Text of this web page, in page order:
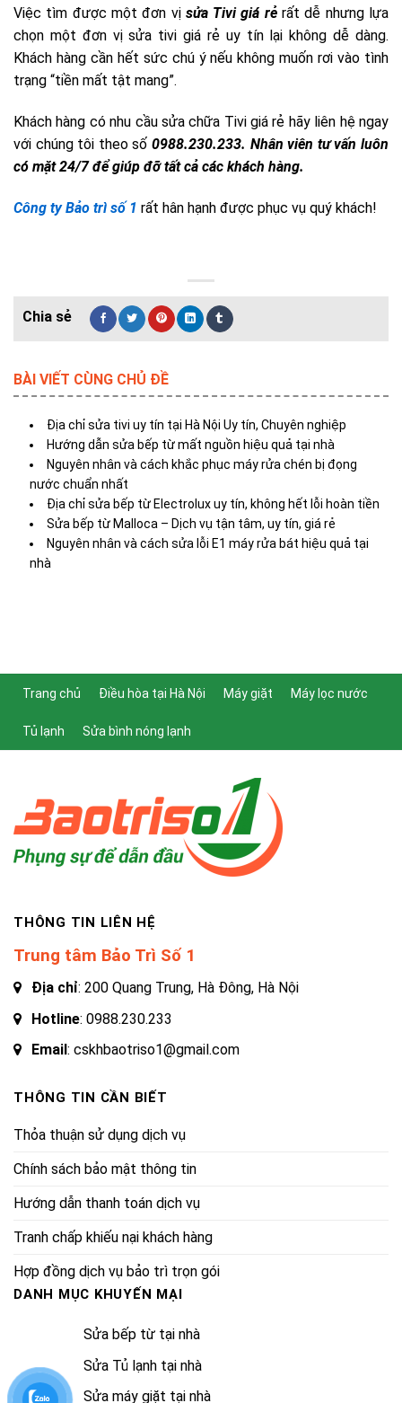
Việc tìm được một đơn vị sửa Tivi giá rẻrất dễ nhưng lựa
chọn một đơn vị sửa tivi giá rẻ uy tín lại không dễ dàng.
Khách hàng cần hết sức chú ý nếu không muốn rơi vào tình
trạng “tiền mất tật mang”.
Khách hàng có nhu cầu sửa chữa Tivi giá rẻ hãy liên hệ ngay
với chúng tôi theo số 0988.230.233. Nhân viên tư vấn luôn
có mặt 24/7 để giúp đỡ tất cả các khách hàng.
Công ty Bảo trì số 1 rất hân hạnh được phục vụ quý khách!
BÀI VIẾT CÙNG CHỦ ĐỀ
Địa chỉ sửa tivi uy tín tại Hà Nội Uy tín, Chuyên nghiệp
Hướng dẫn sửa bếp từ mất nguồn hiệu quả tại nhà
Nguyên nhân và cách khắc phục máy rửa chén bị đọng
nước chuẩn nhất
Địa chỉ sửa bếp từ Electrolux uy tín, không hết lỗi hoàn tiền
Sửa bếp từ Malloca – Dịch vụ tận tâm, uy tín, giá rẻ
Nguyên nhân và cách sửa lỗi E1 máy rửa bát hiệu quả tại
nhà
Trang chủ Điều hòa tại Hà Nội Máy giặt Máy lọc nước
Tủ lạnh Sửa bình nóng lạnh
THÔNG TIN LIÊN HỆ
Trung tâm Bảo Trì Số 1
Địa chỉ: 200 Quang Trung, Hà Đông, Hà Nội
Hotline: 0988.230.233
Email : cskhbaotriso1@gmail.com
THÔNG TIN CẦN BIẾT
Thỏa thuận sử dụng dịch vụ
Chính sách bảo mật thông tin
Hướng dẫn thanh toán dịch vụ
Tranh chấp khiếu nại khách hàng
Hợp đồng dịch vụ bảo trì trọn gói
DANH MỤC KHUYẾN MẠI
Sửa bếp từ tại nhà
Sửa Tủ lạnh tại nhà
Sửa máy giặt tại nhà